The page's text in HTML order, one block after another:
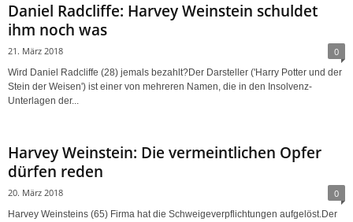
Daniel Radcliffe: Harvey Weinstein schuldet
ihm noch was
21. März 2018 0
Wird Daniel Radcliffe (28) jemals bezahlt?Der Darsteller ('Harry Potter und der
Stein der Weisen') ist einer von mehreren Namen, die in den Insolvenz-
Unterlagen der...
Harvey Weinstein: Die vermeintlichen Opfer
dürfen reden
20. März 2018 0
Harvey Weinsteins (65) Firma hat die Schweigeverpflichtungen aufgelöst.Der